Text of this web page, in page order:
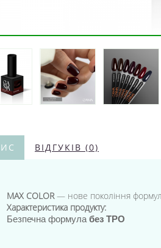
ВІДГУКІВ (0)
MAX COLOR — нове покоління формул
Характеристика продукту:
Безпечна формула без TPO